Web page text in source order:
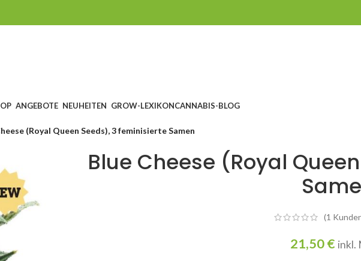
ANGEBOTE NEUHEITEN GROW-LEXIKONCANNABIS-BLOG
(Royal Queen Seeds), 3 feminisierte Samen
Blue Cheese (Royal
(1
21,50€ inkl.